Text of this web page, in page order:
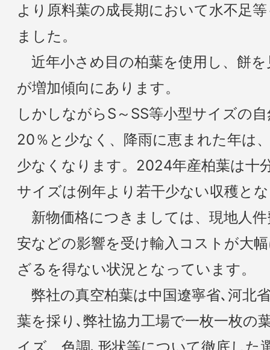
より原料葉の成長期において水不足
ました。
近年小さめ目の柏葉を使用し、餅
が増加傾向にあります。
しかしながらS～SS等小型サイズの
20％と少なく、降雨に恵まれた年は
少なくなります。2024年産柏葉は十
サイズは例年より若干少ない収穫と
新物価格につきましては、現地人
安などの影響を受け輸入コストが大
ざるを得ない状況となっています。
弊社の真空柏葉は中国遼寧省､河北
葉を採り､弊社協力工場で一枚一枚の